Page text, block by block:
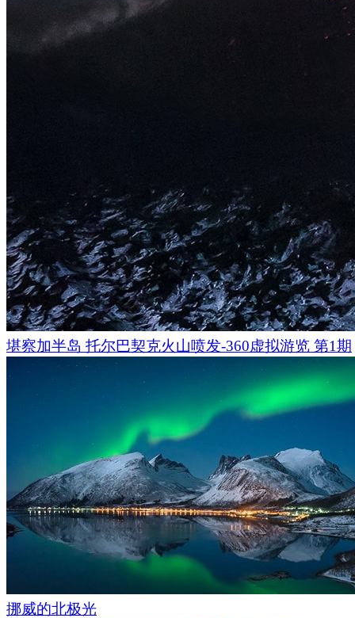
堪察加半岛 托尔巴契克火山喷发-360虚拟游览 第1期
挪威的北极光